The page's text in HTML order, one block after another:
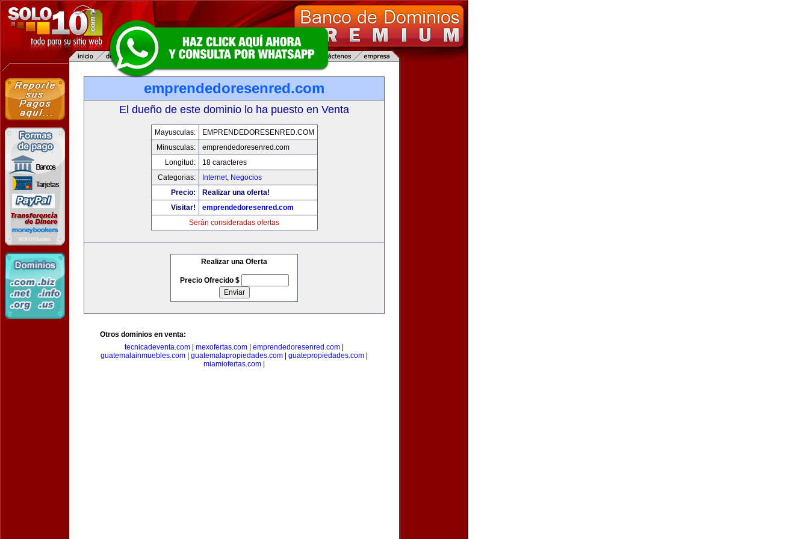
emprendedoresenred.com
El dueño de este dominio lo ha puesto en Venta
Mayusculas:
EMPRENDEDORESENRED.COM
Minusculas:
emprendedoresenred.com
Longitud:
18 caracteres
Categorias:
Internet, Negocios
Precio:
Realizar una oferta!
Visitar!
emprendedoresenred.com
Serán consideradas ofertas
Realizar una Oferta
Precio Ofrecido $
Otros dominios en venta:
tecnicadeventa.com
mexofertas.com emprendedoresenred.com
guatemalainmuebles.com
guatemalapropiedades.com guatepropiedades.com
miamiofertas.com